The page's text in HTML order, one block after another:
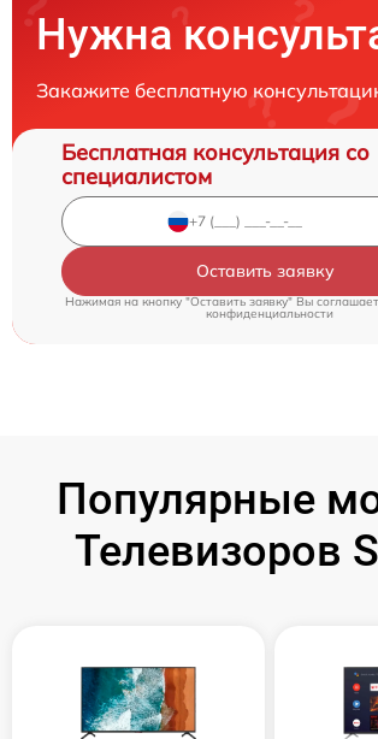
Нужна
Закажите бесплатную
Бесплатная консультация со
специалистом
Оставить заявку
Нажимая на кнопку "Оставить заявку" Вы
конфиденциальности
Популярные
Телевизоров